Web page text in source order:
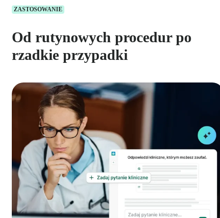
ZASTOSOWANIE
Od rutynowych procedur po
rzadkie przypadki